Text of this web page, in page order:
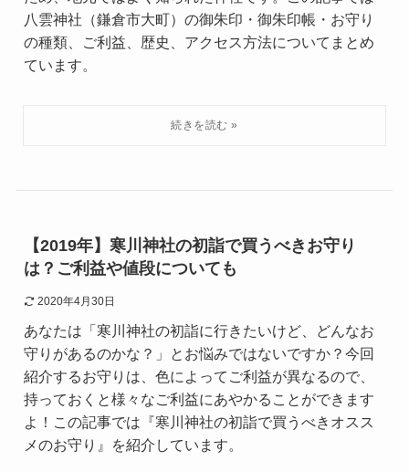
八雲神社（鎌倉市大町）の御朱印・御朱印帳・お守り
の種類、ご利益、歴史、アクセス方法についてまとめ
ています。
【2019年】寒川神社の初詣で買うべきお守り
は？ご利益や値段についても
2020年4月30日
あなたは「寒川神社の初詣に行きたいけど、どんなお
守りがあるのかな？」とお悩みではないですか？今回
紹介するお守りは、色によってご利益が異なるので、
持っておくと様々なご利益にあやかることができます
よ！この記事では『寒川神社の初詣で買うべきオスス
メのお守り』を紹介しています。